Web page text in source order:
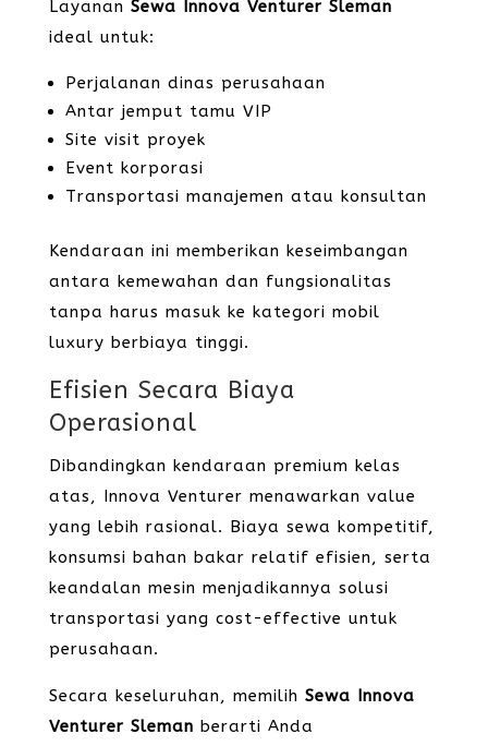
Layanan Sewa Innova Venturer Sleman
ideal untuk:
Perjalanan dinas perusahaan
Antar jemput tamu VIP
Site visit proyek
Event korporasi
Transportasi manajemen atau konsultan
Kendaraan ini memberikan keseimbangan
antara kemewahan dan fungsionalitas
tanpa harus masuk ke kategori mobil
luxury berbiaya tinggi.
Efisien Secara Biaya
Operasional
Dibandingkan kendaraan premium kelas
atas, Innova Venturer menawarkan value
yang lebih rasional. Biaya sewa kompetitif,
konsumsi bahan bakar relatif efisien, serta
keandalan mesin menjadikannya solusi
transportasi yang cost-effective untuk
perusahaan.
Secara keseluruhan, memilih Sewa Innova
Venturer Sleman berarti Anda